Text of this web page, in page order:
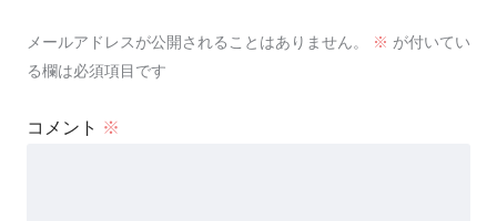
メールアドレスが公開されることはありません。 ※ が付いてい
る欄は必須項目です
コメント ※